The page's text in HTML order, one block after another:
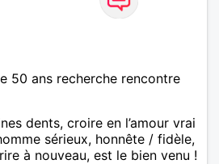
50 ans recherche rencontre
dents, croire en l’amour vrai
sérieux, honnête / fidèle,
à nouveau, est le bien venu !